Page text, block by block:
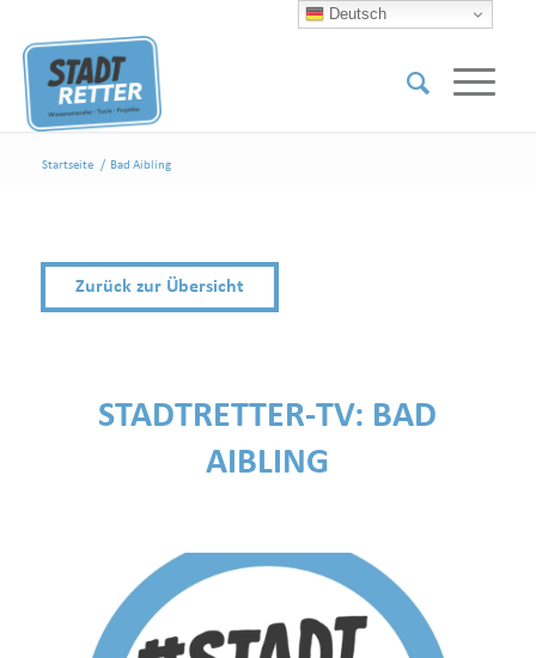
Startseite / Bad Aibling
Zurück zur Übersicht
STADTRETTER-TV: BAD
AIBLING
Deutsch